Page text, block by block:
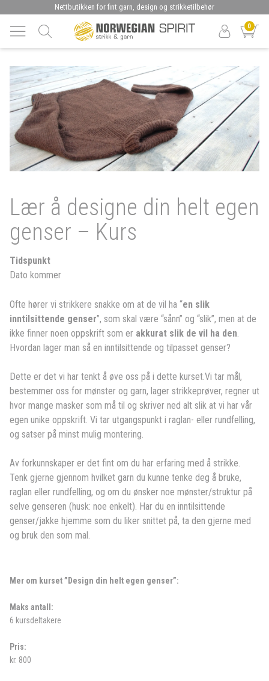
Nettbutikken for fint garn, design og strikketilbehør
0
Lær å designe din helt egen
genser – Kurs
Tidspunkt
Dato kommer
Ofte hører vi strikkere snakke om at de vil ha “en slik
inntilsittende genser”, som skal være “sånn” og “slik”, men at de
ikke finner noen oppskrift som er akkurat slik de vil ha den.
Hvordan lager man så en inntilsittende og tilpasset genser?
Dette er det vi har tenkt å øve oss på i dette kurset.Vi tar mål,
bestemmer oss for mønster og garn, lager strikkeprøver, regner ut
hvor mange masker som må til og skriver ned alt slik at vi har vår
egen unike oppskrift. Vi tar utgangspunkt i raglan- eller rundfelling,
og satser på minst mulig montering.
Av forkunnskaper er det fint om du har erfaring med å strikke.
Tenk gjerne gjennom hvilket garn du kunne tenke deg å bruke,
raglan eller rundfelling, og om du ønsker noe mønster/struktur på
selve genseren (husk: noe enkelt). Har du en inntilsittende
genser/jakke hjemme som du liker snittet på, ta den gjerne med
og bruk den som mal.
Mer om kurset ”Design din helt egen genser”:
Maks antall:
6 kursdeltakere
Pris:
kr. 800